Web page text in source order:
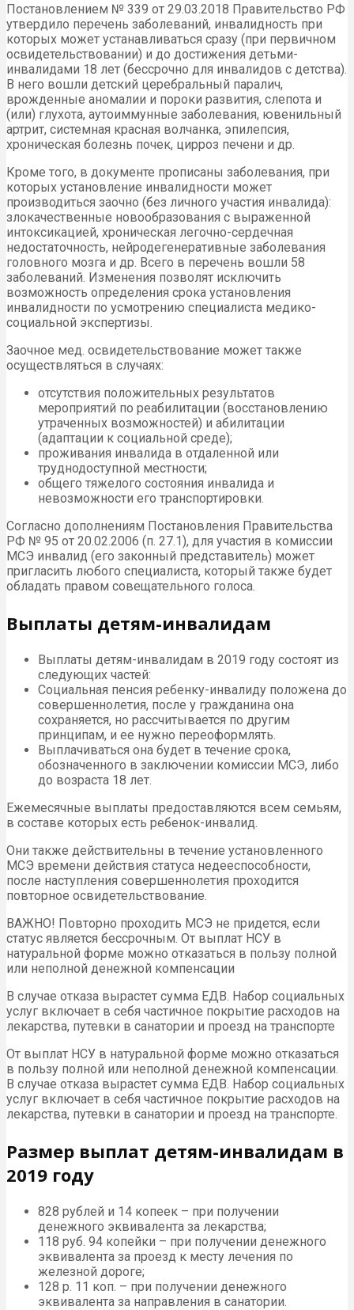
Постановлением № 339 от 29.03.2018 Правительство РФ
утвердило перечень заболеваний, инвалидность при
которых может устанавливаться сразу (при первичном
освидетельствовании) и до достижения детьми-
инвалидами 18 лет (бессрочно для инвалидов с детства).
В него вошли детский церебральный паралич,
врожденные аномалии и пороки развития, слепота и
(или) глухота, аутоиммунные заболевания, ювенильный
артрит, системная красная волчанка, эпилепсия,
хроническая болезнь почек, цирроз печени и др.
Кроме того, в документе прописаны заболевания, при
которых установление инвалидности может
производиться заочно (без личного участия инвалида):
злокачественные новообразования с выраженной
интоксикацией, хроническая легочно-сердечная
недостаточность, нейродегенеративные заболевания
головного мозга и др. Всего в перечень вошли 58
заболеваний. Изменения позволят исключить
возможность определения срока установления
инвалидности по усмотрению специалиста медико-
социальной экспертизы.
Заочное мед. освидетельствование может также
осуществляться в случаях:
отсутствия положительных результатов
мероприятий по реабилитации (восстановлению
утраченных возможностей) и абилитации
(адаптации к социальной среде);
проживания инвалида в отдаленной или
труднодоступной местности;
общего тяжелого состояния инвалида и
невозможности его транспортировки.
Согласно дополнениям Постановления Правительства
РФ № 95 от 20.02.2006 (п. 27.1), для участия в комиссии
МСЭ инвалид (его законный представитель) может
пригласить любого специалиста, который также будет
обладать правом совещательного голоса.
Выплаты детям-инвалидам
Выплаты детям-инвалидам в 2019 году состоят из
следующих частей:
Социальная пенсия ребенку-инвалиду положена до
совершеннолетия, после у гражданина она
сохраняется, но рассчитывается по другим
принципам, и ее нужно переоформлять.
Выплачиваться она будет в течение срока,
обозначенного в заключении комиссии МСЭ, либо
до возраста 18 лет.
Ежемесячные выплаты предоставляются всем семьям,
в составе которых есть ребенок-инвалид.
Они также действительны в течение установленного
МСЭ времени действия статуса недееспособности,
после наступления совершеннолетия проходится
повторное освидетельствование.
ВАЖНО! Повторно проходить МСЭ не придется, если
статус является бессрочным. От выплат НСУ в
натуральной форме можно отказаться в пользу полной
или неполной денежной компенсации
В случае отказа вырастет сумма ЕДВ. Набор социальных
услуг включает в себя частичное покрытие расходов на
лекарства, путевки в санатории и проезд на транспорте
От выплат НСУ в натуральной форме можно отказаться
в пользу полной или неполной денежной компенсации.
В случае отказа вырастет сумма ЕДВ. Набор социальных
услуг включает в себя частичное покрытие расходов на
лекарства, путевки в санатории и проезд на транспорте.
Размер выплат детям-инвалидам в
2019 году
828 рублей и 14 копеек – при получении
денежного эквивалента за лекарства;
118 руб. 94 копейки – при получении денежного
эквивалента за проезд к месту лечения по
железной дороге;
128 р. 11 коп. – при получении денежного
эквивалента за направления в санатории.